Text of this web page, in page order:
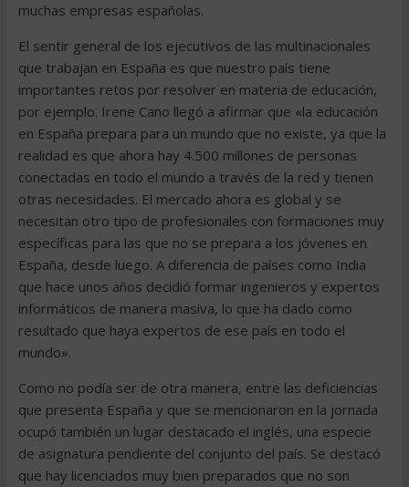
muchas empresas españolas.
El sentir general de los ejecutivos de las multinacionales
que trabajan en España es que nuestro país tiene
importantes retos por resolver en materia de educación,
por ejemplo. Irene Cano llegó a afirmar que «la educación
en España prepara para un mundo que no existe, ya que la
realidad es que ahora hay 4.500 millones de personas
conectadas en todo el mundo a través de la red y tienen
otras necesidades. El mercado ahora es global y se
necesitan otro tipo de profesionales con formaciones muy
específicas para las que no se prepara a los jóvenes en
España, desde luego. A diferencia de países como India
que hace unos años decidió formar ingenieros y expertos
informáticos de manera masiva, lo que ha dado como
resultado que haya expertos de ese país en todo el
mundo».
Como no podía ser de otra manera, entre las deficiencias
que presenta España y que se mencionaron en la jornada
ocupó también un lugar destacado el inglés, una especie
de asignatura pendiente del conjunto del país. Se destacó
que hay licenciados muy bien preparados que no son